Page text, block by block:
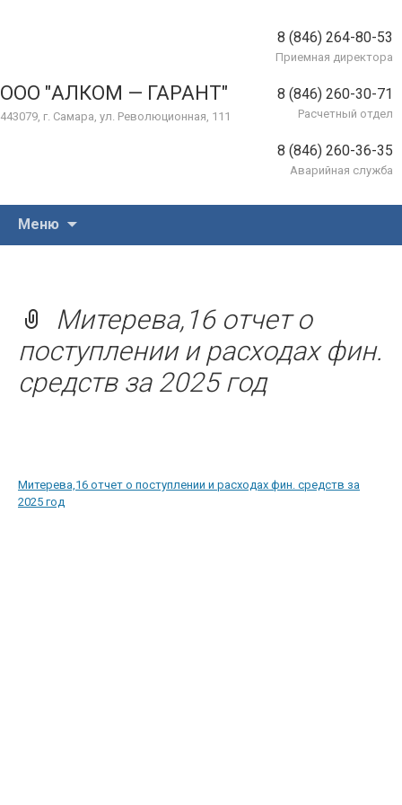
ООО "АЛКОМ — ГАРАНТ"
443079, г. Самара, ул. Революционная, 111
8 (846) 264-80-53
Приемная директора
8 (846) 260-30-71
Расчетный отдел
8 (846) 260-36-35
Аварийная служба
Меню
Митерева,16 отчет о
поступлении и расходах фин.
средств за 2025 год
Митерева,16 отчет о поступлении и расходах фин. средств за
2025 год